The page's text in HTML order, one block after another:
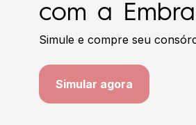
com a
Simule e compre seu
Simular agora